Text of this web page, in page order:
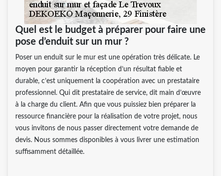
Quel est le budget à préparer pour faire une
pose d’enduit sur un mur ?
Poser un enduit sur le mur est une opération très délicate. Le
moyen pour garantir la réception d’un résultat fiable et
durable, c’est uniquement la coopération avec un prestataire
professionnel. Qui dit prestataire de service, dit main d’œuvre
à la charge du client. Afin que vous puissiez bien préparer la
ressource financière pour la réalisation de votre projet, nous
vous invitons de nous passer directement votre demande de
devis. Nous sommes disponibles à vous livrer une estimation
suffisamment détaillée.